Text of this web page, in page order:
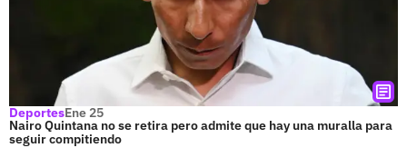
DeportesEne 25
Nairo Quintana no se retira pero admite que hay una muralla para
seguir compitiendo